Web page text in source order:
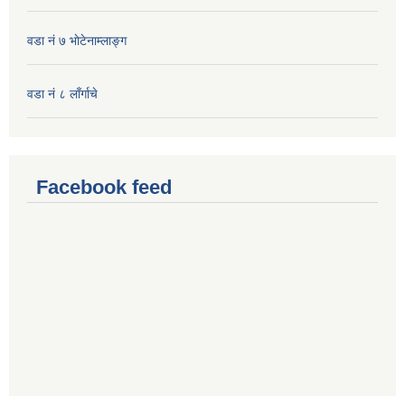
वडा नं ७ भाेटेनाम्लाङ्ग
वडा नं ८ लाँर्गाचे
Facebook feed